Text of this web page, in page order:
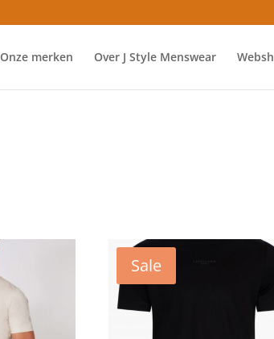
Onze merken Over J Style Menswear
Sale